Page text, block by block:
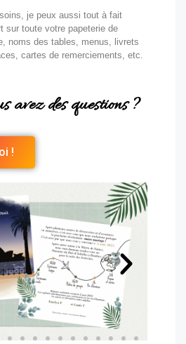
je peux aussi tout à fait
sur toute votre papeterie de
noms des tables, menus, livrets
cartes de remerciements, etc.
avez des questions ?
!